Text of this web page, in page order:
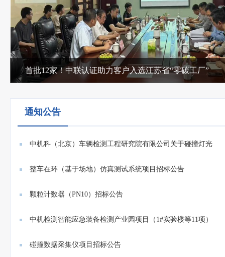
首批12家！中联认证助力客户入选江苏省“零碳工厂”
通知公告
中机科（北京）车辆检测工程研究院有限公司关于碰撞灯光
系统...
整车在环（基于场地）仿真测试系统项目招标公告
颗粒计数器（PN10）招标公告
中机检测智能应急装备检测产业园项目（1#实验楼等11项）
门禁、...
碰撞数据采集仪项目招标公告